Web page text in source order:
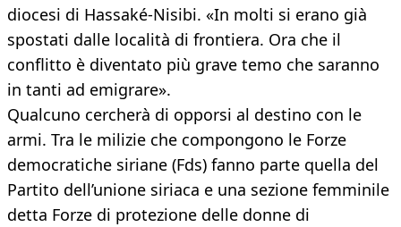
diocesi di Hassaké-Nisibi. «In molti si erano già
spostati dalle località di frontiera. Ora che il
conflitto è diventato più grave temo che saranno
in tanti ad emigrare».
Qualcuno cercherà di opporsi al destino con le
armi. Tra le milizie che compongono le Forze
democratiche siriane (Fds) fanno parte quella del
Partito dell’unione siriaca e una sezione femminile
detta Forze di protezione delle donne di